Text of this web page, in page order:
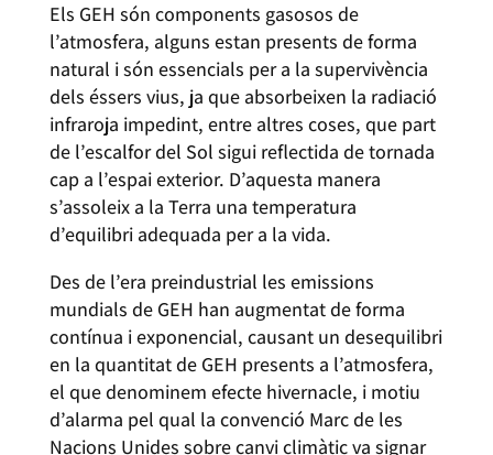
Els GEH són components gasosos de
l’atmosfera, alguns estan presents de forma
natural i són essencials per a la supervivència
dels éssers vius, ja que absorbeixen la radiació
infraroja impedint, entre altres coses, que part
de l’escalfor del Sol sigui reflectida de tornada
cap a l’espai exterior. D’aquesta manera
s’assoleix a la Terra una temperatura
d’equilibri adequada per a la vida.
Des de l’era preindustrial les emissions
mundials de GEH han augmentat de forma
contínua i exponencial, causant un desequilibri
en la quantitat de GEH presents a l’atmosfera,
el que denominem efecte hivernacle, i motiu
d’alarma pel qual la convenció Marc de les
Nacions Unides sobre canvi climàtic va signar